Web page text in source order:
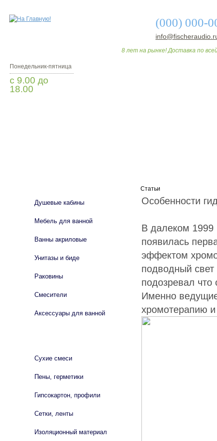
(000) 000-
8 лет на рынке! Доставка по
Понедельник-пятница
с 9.00 до
18.00
Статьи
Особенности
В далеком 1999
появилась
эффектом
подводный
подозревал что
Именно
хромотерапию
Душевые кабины
Мебель для ванной
Ванны акриловые
Унитазы и биде
Раковины
Смесители
Аксессуары для ванной
Сухие смеси
Пены, герметики
Гипсокартон, профили
Сетки, ленты
Изоляционный материал